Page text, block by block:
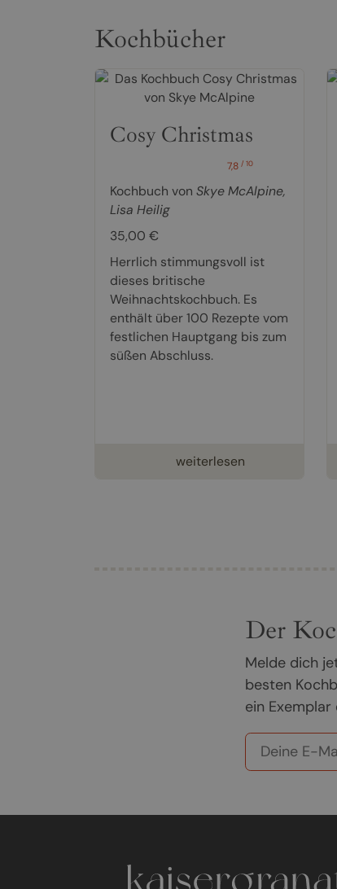
Kochbücher
Cosy Christmas
7,8/ 10
Kochbuch von Skye McAlpine,
Lisa Heilig
35,00 €
Herrlich stimmungsvoll ist
dieses britische
Weihnachtskochbuch. Es
enthält über 100 Rezepte vom
festlichen Hauptgang bis zum
süßen Abschluss.
weiterlesen
Der
Melde dich
besten
ein